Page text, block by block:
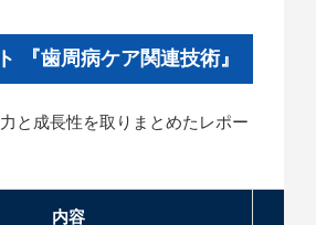
『歯周病ケア関連技術』
と成長性を取りまとめたレポー
内容